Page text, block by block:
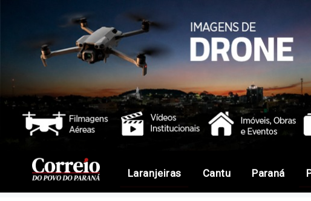
Laranjeiras Cantu Paraná